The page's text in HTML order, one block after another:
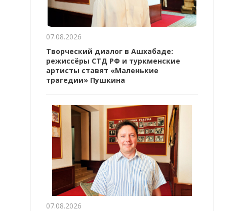
07.08.2026
Творческий диалог в Ашхабаде:
режиссёры СТД РФ и туркменские
артисты ставят «Маленькие
трагедии» Пушкина
07.08.2026